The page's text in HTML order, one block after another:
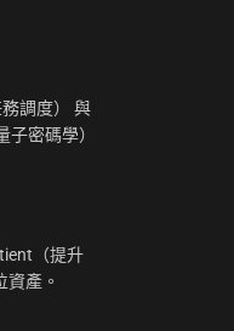
調度） 與
密碼學）
（提升
產。